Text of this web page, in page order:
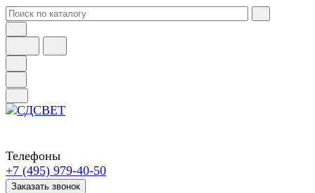
Телефоны
+7 (495) 979-40-50
Заказать звонок